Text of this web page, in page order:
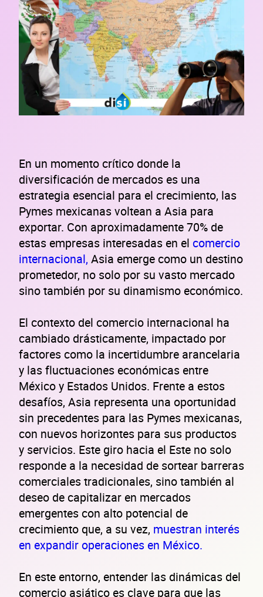
En un momento crítico donde la
diversificación de mercados es una
estrategia esencial para el crecimiento, las
Pymes mexicanas voltean a Asia para
exportar. Con aproximadamente 70% de
estas empresas interesadas en el comercio
internacional, Asia emerge como un destino
prometedor, no solo por su vasto mercado
sino también por su dinamismo económico.
El contexto del comercio internacional ha
cambiado drásticamente, impactado por
factores como la incertidumbre arancelaria
y las fluctuaciones económicas entre
México y Estados Unidos. Frente a estos
desafíos, Asia representa una oportunidad
sin precedentes para las Pymes mexicanas,
con nuevos horizontes para sus productos
y servicios. Este giro hacia el Este no solo
responde a la necesidad de sortear barreras
comerciales tradicionales, sino también al
deseo de capitalizar en mercados
emergentes con alto potencial de
crecimiento que, a su vez, muestran interés
en expandir operaciones en México.
En este entorno, entender las dinámicas del
comercio asiático es clave para que las